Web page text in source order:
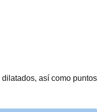
así como puntos